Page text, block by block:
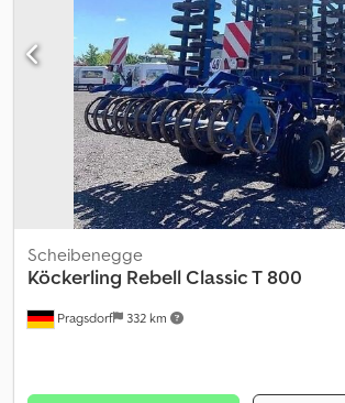
Pragsdorf 332 km
Scheibenegge
Köckerling Rebell Classic T 800